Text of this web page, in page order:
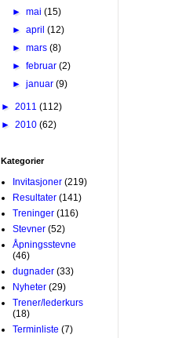
►mai(15)
►april(12)
►mars(8)
►februar(2)
►januar(9)
► 2011 (112)
► 2010 (62)
Kategorier
Invitasjoner (219)
Resultater (141)
Treninger (116)
Stevner (52)
Åpningsstevne
(46)
dugnader (33)
Nyheter (29)
Trener/lederkurs
(18)
Terminliste (7)